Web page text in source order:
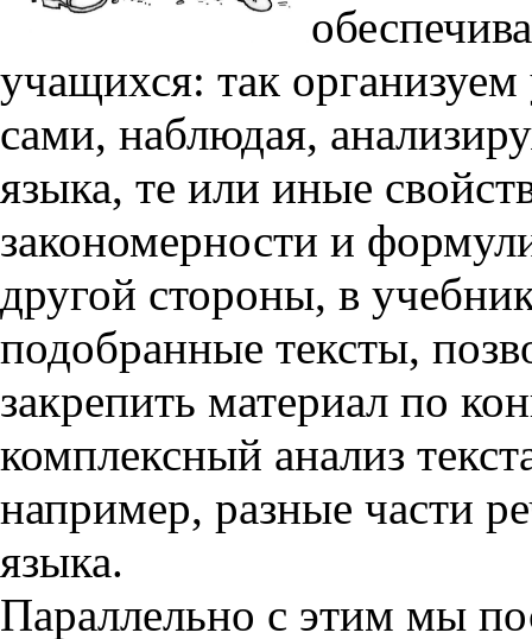
учащихся: так
сами, наблюдая,
языка, те или иные
закономерности и
другой стороны, в
подобранные тексты,
закрепить материал по
комплексный анализ
например, разные части
языка.
Параллельно с этим мы